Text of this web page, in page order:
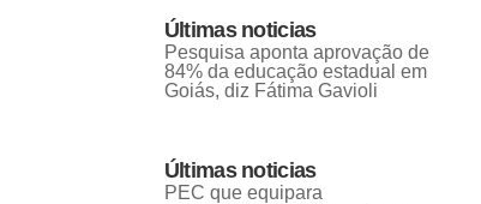
Últimas noticias
Pesquisa aponta aprovação de
84% da educação estadual em
Goiás, diz Fátima Gavioli
Últimas noticias
PEC que equipara